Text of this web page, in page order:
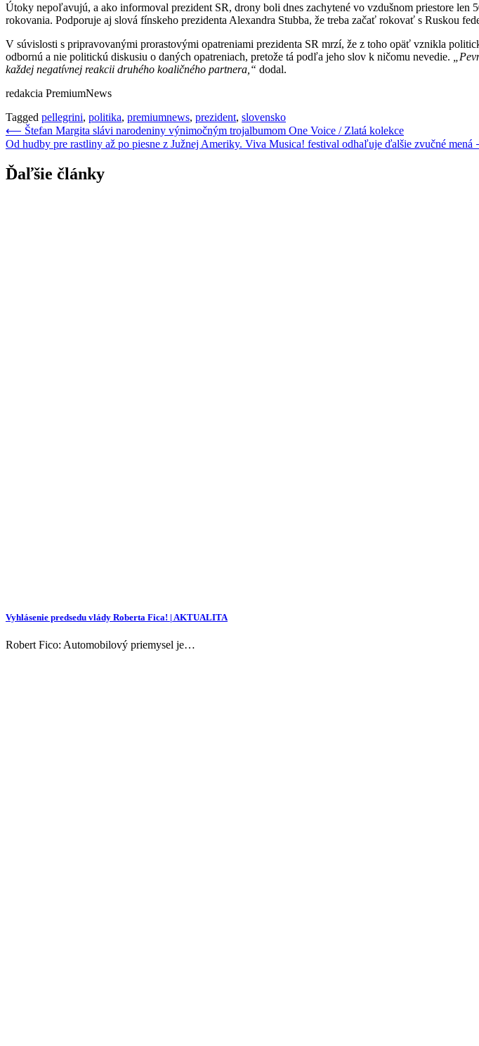
Útoky nepoľavujú, a ako informoval prezident SR, drony boli dnes zachytené vo vzdušnom priestore
rokovania. Podporuje aj slová fínskeho prezidenta Alexandra Stubba, že treba začať rokovať s Ruskou
V súvislosti s pripravovanými prorastovými opatreniami prezidenta SR mrzí, že z toho opäť vznikla
odbornú a nie politickú diskusiu o daných opatreniach, pretože tá podľa jeho slov k ničomu nevedie.
každej negatívnej reakcii druhého koaličného partnera,“ dodal.
redakcia PremiumNews
Tagged pellegrini, politika, premiumnews, prezident, slovensko
Navigácia
v
článku
⟵ Štefan Margita slávi narodeniny výnimočným trojalbumom One Voice / Zlatá kolekce
Od hudby pre rastliny až po piesne z Južnej Ameriky. Viva Musica! festival odhaľuje ďalšie zvučné mená
Ďaľšie články
Vyhlásenie predsedu vlády Roberta Fica! | AKTUALITA
Robert Fico: Automobilový priemysel je…